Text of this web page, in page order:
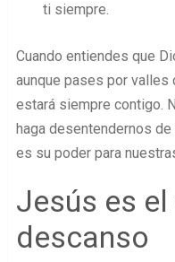
ti siempre.
Cuando entiendes que
aunque pases por valles
estará siempre contigo.
haga desentendernos
es su poder para
Jesús es
descanso